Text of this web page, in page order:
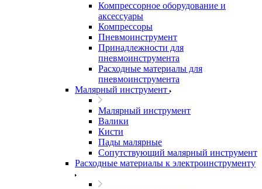
Компрессорное оборудование и
аксессуары
Компрессоры
Пневмоинструмент
Принадлежности для
пневмоинструмента
Расходные материалы для
пневмоинструмента
Малярный инструмент
Малярный инструмент
Валики
Кисти
Пады малярные
Сопутствующий малярный инструмент
Расходные материалы к электроинструменту